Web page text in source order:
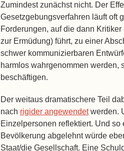
Zumindest zunächst nicht. Der
Gesetzgebungsverfahren läuft oft
Forderungen, auf die dann
zur Ermüdung) führt, zu einer
schwer kommunizierbaren
harmlos wahrgenommen werden,
beschäftigen.
Der weitaus dramatischere Teil
nach rigider angewendetwerden.
Einzelpersonen reflektiert. Und
Bevölkerung abgelehnt würde
Staat/die Gesellschaft. Eine